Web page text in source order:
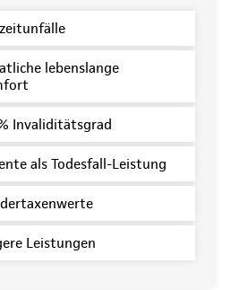
lebenslange
Invaliditätsgrad
als Todesfall-Leistung
Leistungen